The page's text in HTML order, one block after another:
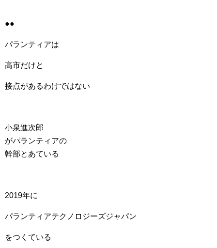
●●
パランティアは
高市だけと
接点があるわけではない
小泉進次郎
がパランティアの
幹部とあている
2019年に
パランティアテクノロジーズジャパン
をつくている